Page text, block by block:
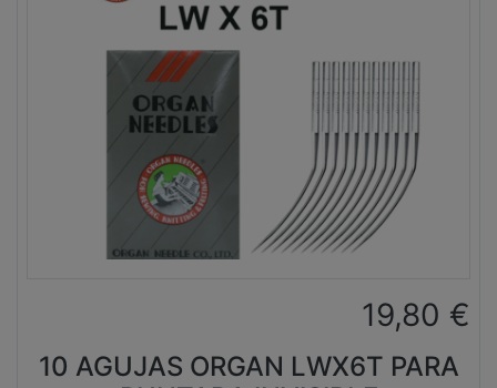
19,80 €
10 AGUJAS ORGAN LWX6T PARA